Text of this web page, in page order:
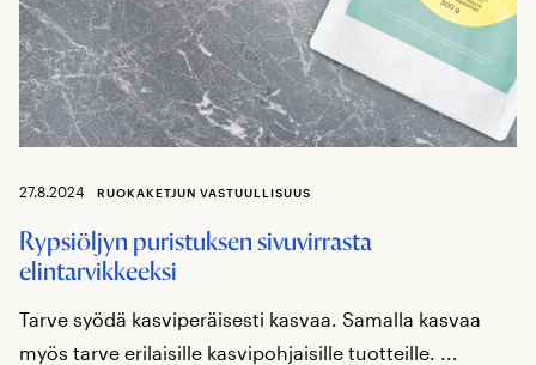
27.8.2024 RUOKAKETJUN VASTUULLISUUS
Rypsiöljyn puristuksen sivuvirrasta
elintarvikkeeksi
Tarve syödä kasviperäisesti kasvaa. Samalla kasvaa
myös tarve erilaisille kasvipohjaisille tuotteille. ...